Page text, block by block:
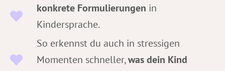
konkrete Formulierungen in
Kindersprache.
So erkennst du auch in stressigen
Momenten schneller,was dein Kind